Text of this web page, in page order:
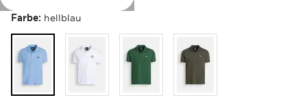
Farbe: hellblau